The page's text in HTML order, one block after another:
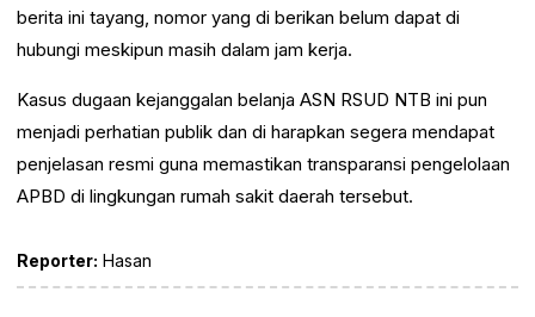
berita ini tayang, nomor yang di berikan belum dapat di
hubungi meskipun masih dalam jam kerja.
Kasus dugaan kejanggalan belanja ASN RSUD NTB ini pun
menjadi perhatian publik dan di harapkan segera mendapat
penjelasan resmi guna memastikan transparansi pengelolaan
APBD di lingkungan rumah sakit daerah tersebut.
Reporter: Hasan